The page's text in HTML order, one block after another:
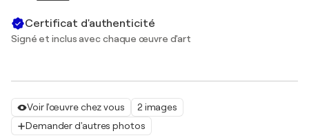
Voir l'œuvre chez vous
2 images
Demander d'autres photos
Certificat d'authenticité
Signé et inclus avec chaque œuvre d'art